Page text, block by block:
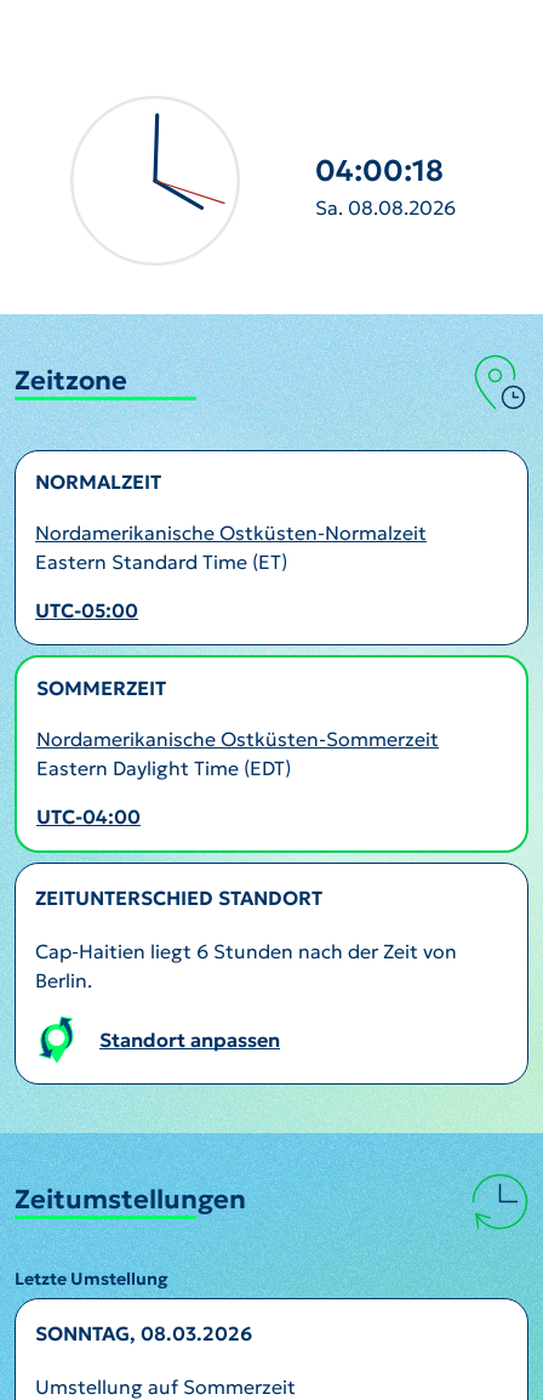
04:00:20
Sa. 08.08.2026
Zeitzone
NORMALZEIT
Nordamerikanische Ostküsten-Normalzeit
Eastern Standard Time (ET)
UTC-05:00
SOMMERZEIT
Nordamerikanische Ostküsten-Sommerzeit
Eastern Daylight Time (EDT)
UTC-04:00
ZEITUNTERSCHIED STANDORT
Cap-Haitien liegt 6 Stunden nach der Zeit von
Berlin.
Standort anpassen
Zeitumstellungen
Letzte Umstellung
SONNTAG, 08.03.2026
Umstellung auf Sommerzeit